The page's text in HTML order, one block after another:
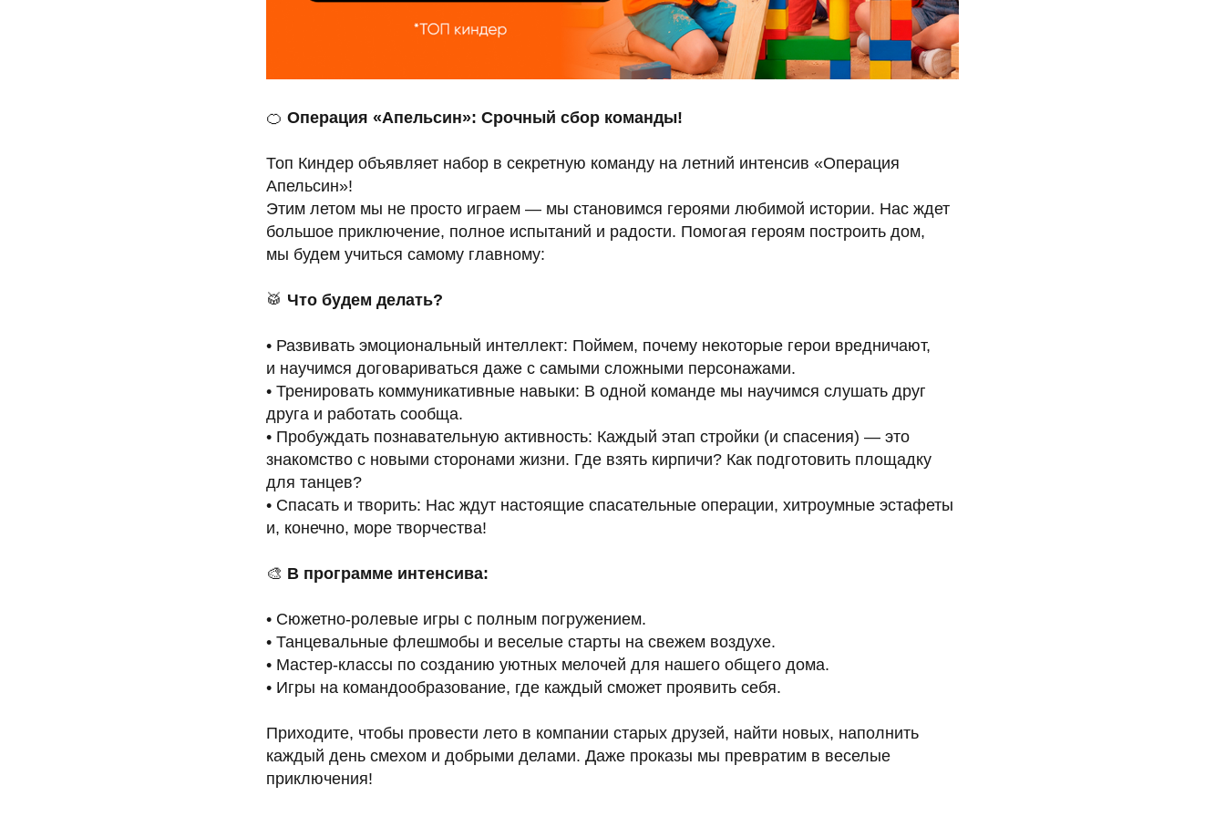
🍊 Операция «Апельсин»: Срочный сбор команды!
Топ Киндер объявляет набор в секретную команду на летний интенсив «Операция
Апельсин»!
Этим летом мы не просто играем — мы становимся героями любимой истории. Нас ждет
большое приключение, полное испытаний и радости. Помогая героям построить дом,
мы будем учиться самому главному:
🥁 Что будем делать?
• Развивать эмоциональный интеллект: Поймем, почему некоторые герои вредничают,
и научимся договариваться даже с самыми сложными персонажами.
• Тренировать коммуникативные навыки: В одной команде мы научимся слушать друг
друга и работать сообща.
• Пробуждать познавательную активность: Каждый этап стройки (и спасения) — это
знакомство с новыми сторонами жизни. Где взять кирпичи? Как подготовить площадку
для танцев?
• Спасать и творить: Нас ждут настоящие спасательные операции, хитроумные эстафеты
и, конечно, море творчества!
🎨 В программе интенсива:
• Сюжетно-ролевые игры с полным погружением.
• Танцевальные флешмобы и веселые старты на свежем воздухе.
• Мастер-классы по созданию уютных мелочей для нашего общего дома.
• Игры на командообразование, где каждый сможет проявить себя.
Приходите, чтобы провести лето в компании старых друзей, найти новых, наполнить
каждый день смехом и добрыми делами. Даже проказы мы превратим в веселые
приключения!